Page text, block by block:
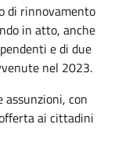
di rinnovamento
in atto, anche
e di due
nel 2023.
con
ai cittadini